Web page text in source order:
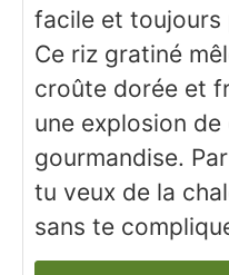
facile et toujours
Ce riz gratiné
croûte dorée et
une explosion
gourmandise.
tu veux de la
sans te